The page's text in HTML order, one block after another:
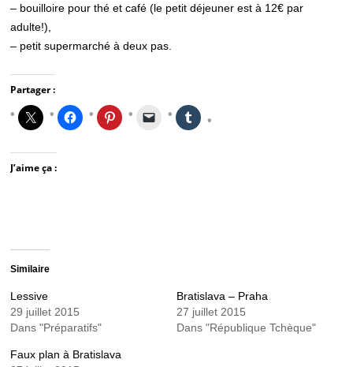
– bouilloire pour thé et café (le petit déjeuner est à 12€ par
adulte!),
– petit supermarché à deux pas.
Partager :
J’aime ça :
Similaire
Lessive
29 juillet 2015
Dans "Préparatifs"
Bratislava – Praha
27 juillet 2015
Dans "République Tchèque"
Faux plan à Bratislava